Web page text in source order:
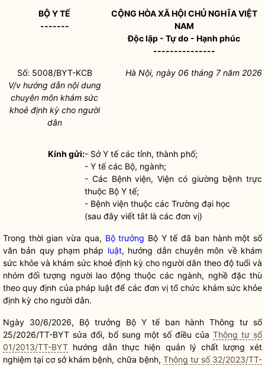
BỘ Y TẾ
-------
CỘNG HÒA XÃ HỘI CHỦ NGHĨA VIỆT
NAM
Độc lập - Tự do - Hạnh phúc
---------------
Số: 5008/BYT-KCB
V/v hướng dẫn nội dung
chuyên môn khám sức
khoẻ định kỳ cho người
dân
Hà Nội, ngày 06 tháng 7 năm 2026
Kính gửi:- Sở Y tế các tỉnh, thành phố;
- Y tế các Bộ, ngành;
- Các Bệnh viện, Viện có giường bệnh trực
thuộc Bộ Y tế;
- Bệnh viện thuộc các Trường đại học
(sau đây viết tắt là các đơn vị)
Trong thời gian vừa qua, Bộ trưởng Bộ Y tế đã ban hành một số
văn bản quy phạm pháp luật, hướng dẫn chuyên môn về khám
sức khỏe và khám sức khoẻ định kỳ cho người dân theo độ tuổi và
nhóm đối tượng người lao động thuộc các ngành, nghề đặc thù
theo quy định của pháp luật để các đơn vị tổ chức khám sức khỏe
định kỳ cho người dân.
Ngày 30/6/2026, Bộ trưởng Bộ Y tế ban hành Thông tư số
25/2026/TT-BYT sửa đổi, bổ sung một số điều của Thông tư số
01/2013/TT-BYT hướng dẫn thực hiện quản lý chất lượng xét
nghiệm tại cơ sở khám bệnh, chữa bệnh, Thông tư số 32/2023/TT-